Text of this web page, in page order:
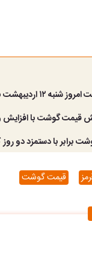
اردیبهشت ۱۴۰۵ + جدول
قیمت گوشت با افزایش
برابر با دستمزد دو
قیمت گوشت